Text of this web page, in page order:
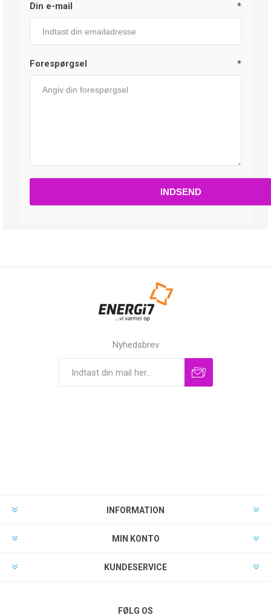
Din e-mail *
Forespørgsel *
Nyhedsbrev
INFORMATION
MIN KONTO
KUNDESERVICE
FØLG OS